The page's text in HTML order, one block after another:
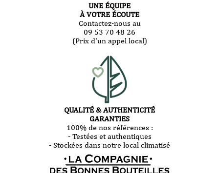
UNE ÉQUIPE
À VOTRE ÉCOUTE
Contactez-nous au
09 53 70 48 26
(Prix d'un appel local)
QUALITÉ & AUTHENTICITÉ
GARANTIES
100% de nos références :
- Testées et authentiques
- Stockées dans notre local climatisé